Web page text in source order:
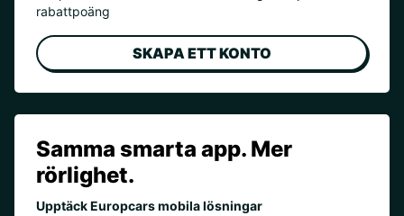
rabattpoäng
SKAPA ETT KONTO
Samma smarta app. Mer
rörlighet.
Upptäck Europcars mobila lösningar